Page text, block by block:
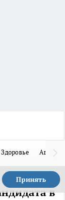
Здоровье Авто
Принять
в